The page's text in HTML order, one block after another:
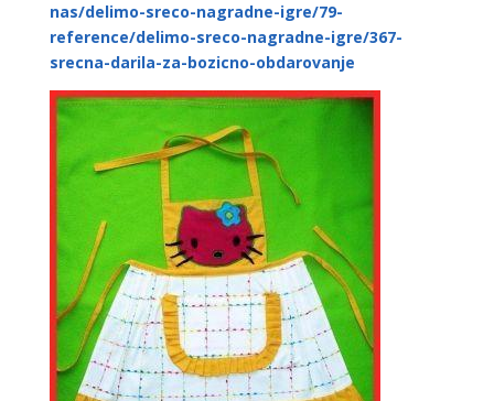
nas/delimo-sreco-nagradne-igre/79-
reference/delimo-sreco-nagradne-igre/367-
srecna-darila-za-bozicno-obdarovanje